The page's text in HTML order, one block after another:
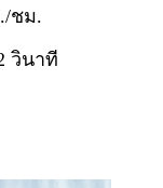
ชม.
วินาที